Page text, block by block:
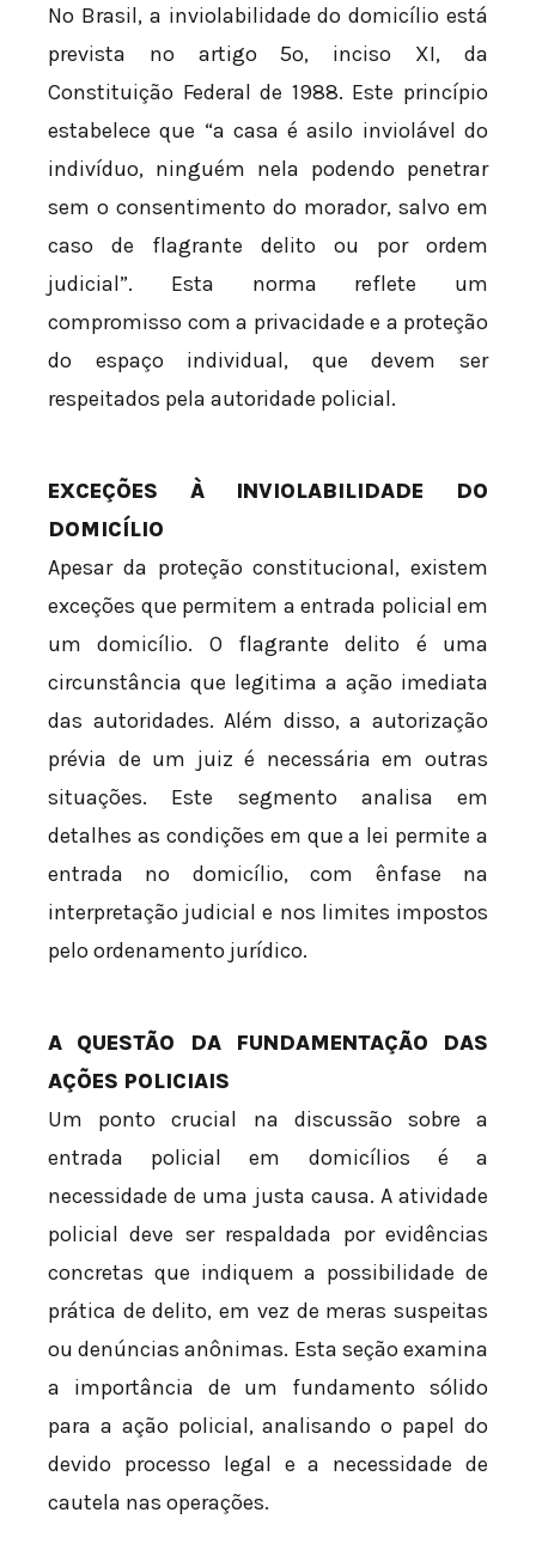
No Brasil, a inviolabilidade do domicílio está
prevista no artigo 5º, inciso XI, da
Constituição Federal de 1988. Este princípio
estabelece que “a casa é asilo inviolável do
indivíduo, ninguém nela podendo penetrar
sem o consentimento do morador, salvo em
caso de flagrante delito ou por ordem
judicial”. Esta norma reflete um
compromisso com a privacidade e a proteção
do espaço individual, que devem ser
respeitados pela autoridade policial.
EXCEÇÕES À INVIOLABILIDADE DO
DOMICÍLIO
Apesar da proteção constitucional, existem
exceções que permitem a entrada policial em
um domicílio. O flagrante delito é uma
circunstância que legitima a ação imediata
das autoridades. Além disso, a autorização
prévia de um juiz é necessária em outras
situações. Este segmento analisa em
detalhes as condições em que a lei permite a
entrada no domicílio, com ênfase na
interpretação judicial e nos limites impostos
pelo ordenamento jurídico.
A QUESTÃO DA FUNDAMENTAÇÃO DAS
AÇÕES POLICIAIS
Um ponto crucial na discussão sobre a
entrada policial em domicílios é a
necessidade de uma justa causa. A atividade
policial deve ser respaldada por evidências
concretas que indiquem a possibilidade de
prática de delito, em vez de meras suspeitas
ou denúncias anônimas. Esta seção examina
a importância de um fundamento sólido
para a ação policial, analisando o papel do
devido processo legal e a necessidade de
cautela nas operações.